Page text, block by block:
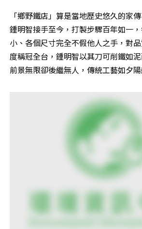
「鄉野鐵店」算是當地歷史悠久的家
鍾明智接手至今，打製步驟百年如一
小、各個尺寸完全不假他人之手，對
度稱冠全台，鍾明智以其刀可削鐵如
前景無限卻後繼無人，傳統工藝如夕